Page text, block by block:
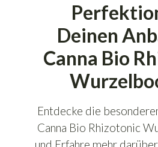
Deinen
Canna Bio
Entdecke die
Canna Bio Rhizotonic
und Erfahre mehr